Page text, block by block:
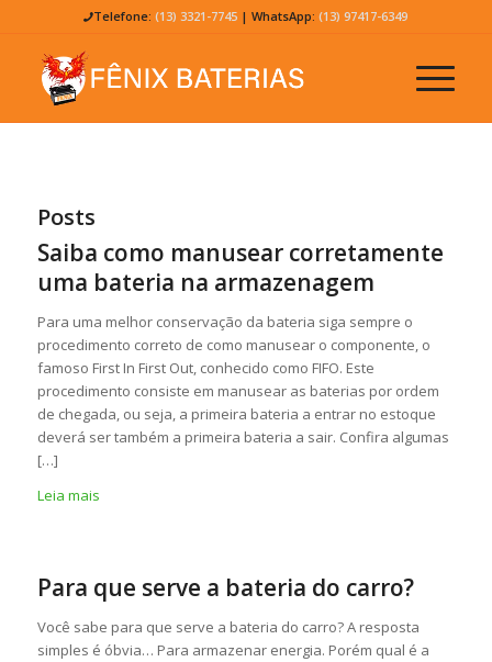
Telefone:(13) 3321-7745 | WhatsApp:(13) 97417-6349
Posts
Saiba como manusear corretamente
uma bateria na armazenagem
Para uma melhor conservação da bateria siga sempre o
procedimento correto de como manusear o componente, o
famoso First In First Out, conhecido como FIFO. Este
procedimento consiste em manusear as baterias por ordem
de chegada, ou seja, a primeira bateria a entrar no estoque
deverá ser também a primeira bateria a sair. Confira algumas
[…]
Leia mais
Para que serve a bateria do carro?
Você sabe para que serve a bateria do carro? A resposta
simples é óbvia… Para armazenar energia. Porém qual é a